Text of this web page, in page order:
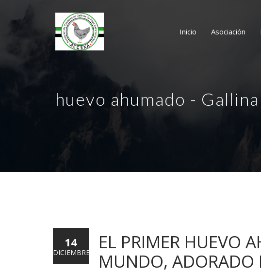
Inicio Asociación
huevo ahumado -
EL PRIMER HUEVO
MUNDO, ADORADO
14
DICIEMBRE